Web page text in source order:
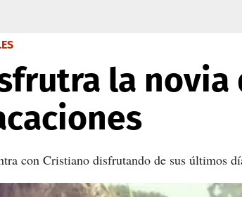
la novia
con Cristiano disfrutando de sus últimos